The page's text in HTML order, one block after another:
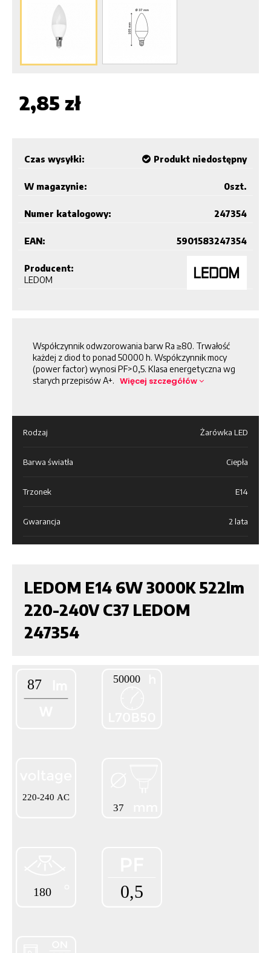
2,85 zł
Czas wysyłki: Produkt niedostępny
W magazynie: szt.
0
Numer katalogowy: 247354
EAN: 5901583247354
Producent:
LEDOM
Współczynnik odwzorowania barw Ra ≥80. Trwałość
każdej z diod to ponad 50000 h. Współczynnik mocy
(power factor) wynosi PF>0,5. Klasa energetyczna wg
starych przepisów A+. Więcej szczegółów
Rodzaj Żarówka LED
Barwa światła Ciepła
Trzonek E14
Gwarancja 2 lata
LEDOM E14 6W 3000K 522lm
220-240V C37 LEDOM
247354